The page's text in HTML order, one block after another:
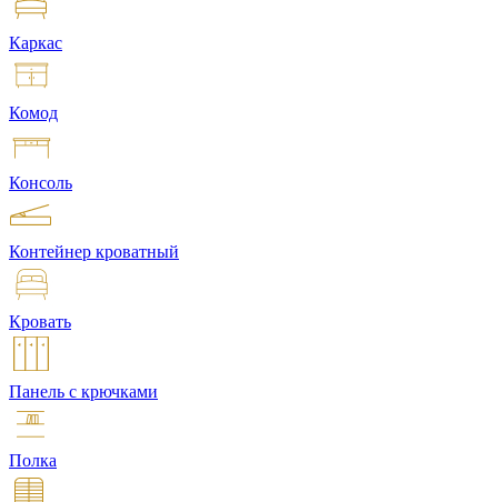
Каркас
Комод
Консоль
Контейнер кроватный
Кровать
Панель с крючками
Полка